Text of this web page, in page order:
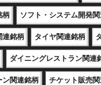
柄 ソフト・システム開発
連銘柄 タイヤ関連銘柄
ダイニングレストラン関連
ン関連銘柄 チケット販売